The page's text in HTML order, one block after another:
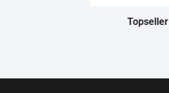
Topseller